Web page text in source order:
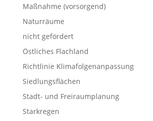
Maßnahme (vorsorgend)
Naturräume
nicht gefördert
Östliches Flachland
Richtlinie Klimafolgenanpassung
Siedlungsflächen
Stadt- und Freiraumplanung
Starkregen